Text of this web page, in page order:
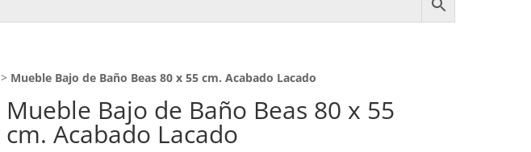
> Mueble Bajo de Baño Beas 80 x 55 cm. Acabado Lacado
Mueble Bajo de Baño Beas 80 x 55
cm. Acabado Lacado